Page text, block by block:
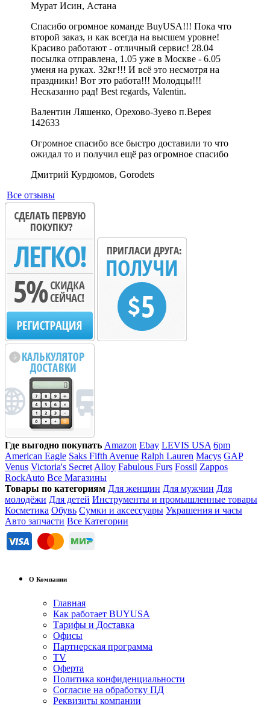
Мурат Исин, Астана
Спасибо огромное команде BuyUSA!!! Пока что
второй заказ, и как всегда на высшем уровне!
Красиво работают - отличный сервис! 28.04
посылка отправлена, 1.05 уже в Москве - 6.05
уменя на руках. 32кг!!! И всё это несмотря на
праздники! Вот это работа!!! Молодцы!!!
Несказанно рад! Best regards, Valentin.
Валентин Ляшенко, Орехово-Зуево п.Верея
142633
Огромное спасибо все быстро доставили то что
ожидал то и получил ещё раз огромное спасибо
Дмитрий Курдюмов, Gorodets
Все отзывы
Где выгодно покупать Amazon Ebay LEVIS USA 6pm
American Eagle Saks Fifth Avenue Ralph Lauren Macys GAP
Venus Victoria's Secret Alloy Fabulous Furs Fossil Zappos
RockAuto Все Магазины
Товары по категориям Для женщин Для мужчин Для
молодёжи Для детей Инструменты и промышленные товары
Косметика Обувь Сумки и аксессуары Украшения и часы
Авто запчасти Все Категории
О Компании
Главная
Как работает BUYUSA
Тарифы и Доставка
Офисы
Партнерская программа
TV
Оферта
Политика конфиденциальности
Согласие на обработку ПД
Реквизиты компании